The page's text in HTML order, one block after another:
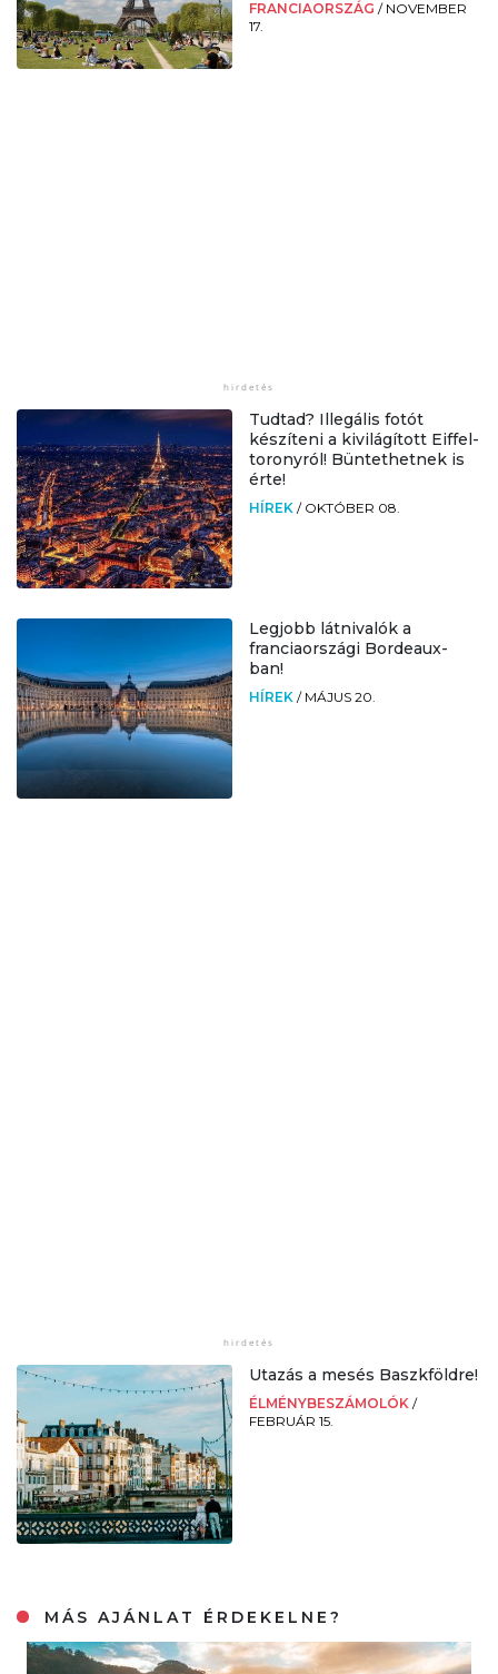
FRANCIAORSZÁG / NOVEMBER
17.
Tudtad? Illegális fotót
készíteni a kivilágított Eiffel-
toronyról! Büntethetnek is
érte!
HÍREK / OKTÓBER 08.
Legjobb látnivalók a
franciaországi Bordeaux-
ban!
HÍREK / MÁJUS 20.
Utazás a mesés Baszkföldre!
ÉLMÉNYBESZÁMOLÓK /
FEBRUÁR 15.
MÁS AJÁNLAT ÉRDEKELNE?